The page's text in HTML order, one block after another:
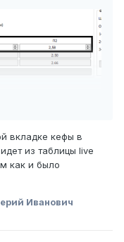
вкладке кефы в
из таблицы live
как и было
Иванович